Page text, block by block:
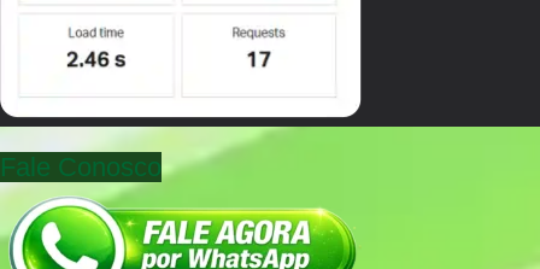
Fale Conosco